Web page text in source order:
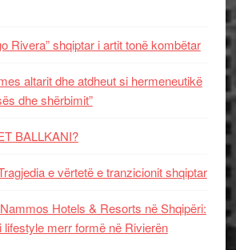
Rivera” shqiptar i artit tonë kombëtar
altarit dhe atdheut si hermeneutikë
dhe shërbimit”
BALLKANI?
e vërtetë e tranzicionit shqiptar
Hotels & Resorts në Shqipëri:
lifestyle merr formë në Rivierën